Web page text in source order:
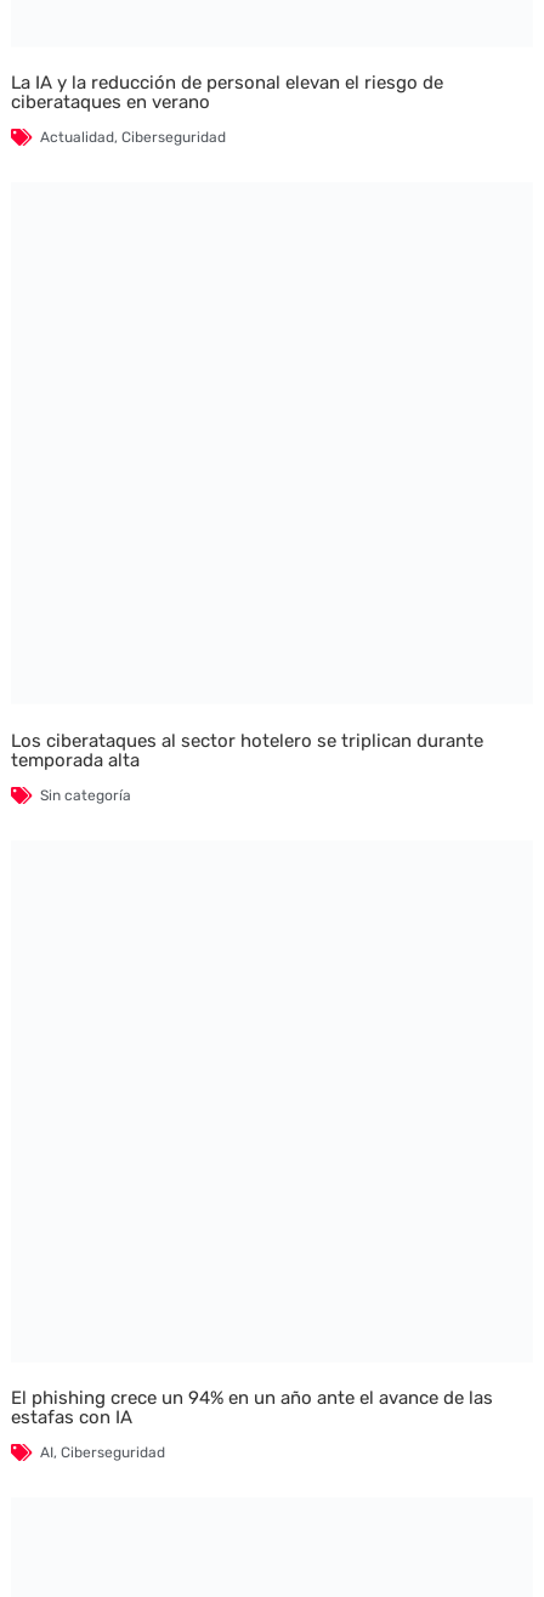
La IA y la reducción de personal elevan el riesgo de
ciberataques en verano
Actualidad, Ciberseguridad
Los ciberataques al sector hotelero se triplican durante
temporada alta
Sin categoría
El phishing crece un 94% en un año ante el avance de las
estafas con IA
AI, Ciberseguridad